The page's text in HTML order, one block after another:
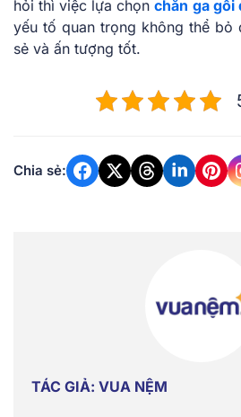
hỏi thì việc lựa chọnchăn ga gối
yếu tố quan trọng không thể bỏ
sẻ và ấn tượng tốt.
Chia sẻ:
TÁC GIẢ: VUA NỆM